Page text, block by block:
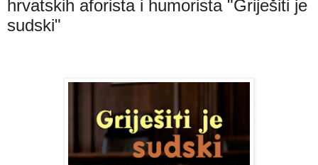
hrvatskih aforista i humorista "Griješiti je
sudski"